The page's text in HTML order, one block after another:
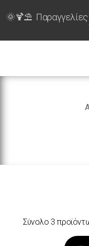
🌞🍹⛱️ Παραγγελίες
Σύνολο 3